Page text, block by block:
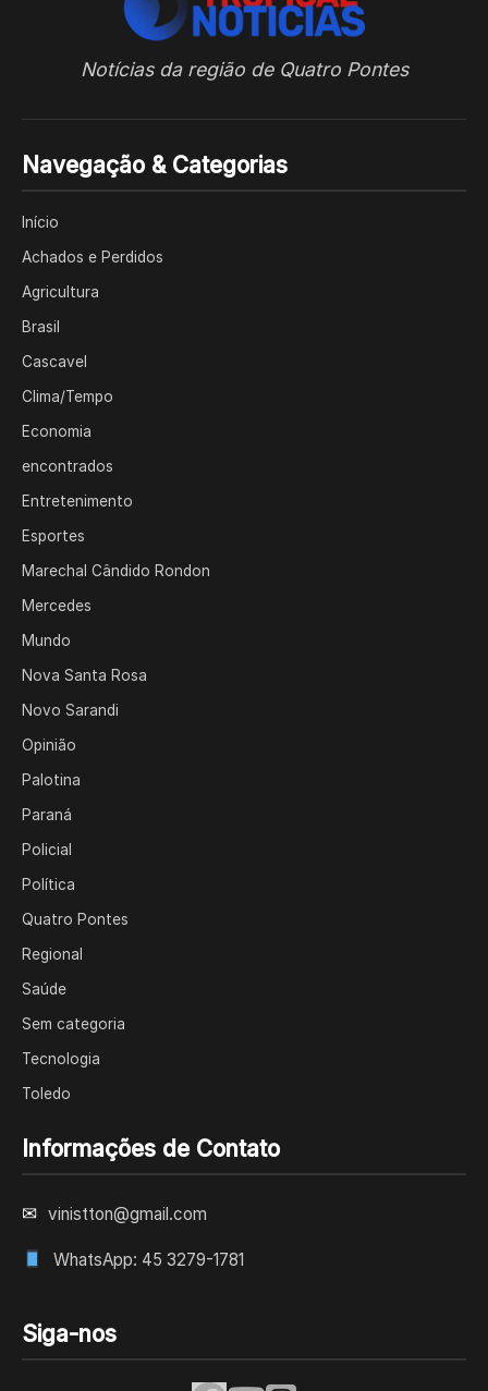
Notícias da região de Quatro Pontes
Navegação & Categorias
Início
Achados e Perdidos
Agricultura
Brasil
Cascavel
Clima/Tempo
Economia
encontrados
Entretenimento
Esportes
Marechal Cândido Rondon
Mercedes
Mundo
Nova Santa Rosa
Novo Sarandi
Opinião
Palotina
Paraná
Policial
Política
Quatro Pontes
Regional
Saúde
Sem categoria
Tecnologia
Toledo
Informações de Contato
✉ vinistton@gmail.com
WhatsApp: 45 3279-1781
Siga-nos